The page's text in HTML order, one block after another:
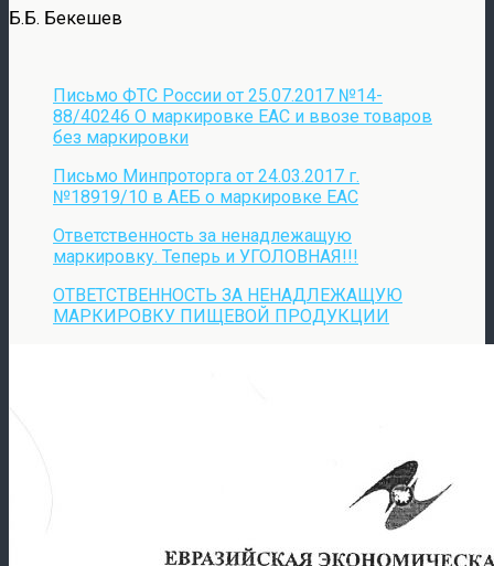
Б.Б. Бекешев
Письмо ФТС России от 25.07.2017 №14-
88/40246 О маркировке ЕАС и ввозе товаров
без маркировки
Письмо Минпроторга от 24.03.2017 г.
№18919/10 в АЕБ о маркировке ЕАС
Ответственность за ненадлежащую
маркировку. Теперь и УГОЛОВНАЯ!!!
ОТВЕТСТВЕННОСТЬ ЗА НЕНАДЛЕЖАЩУЮ
МАРКИРОВКУ ПИЩЕВОЙ ПРОДУКЦИИ